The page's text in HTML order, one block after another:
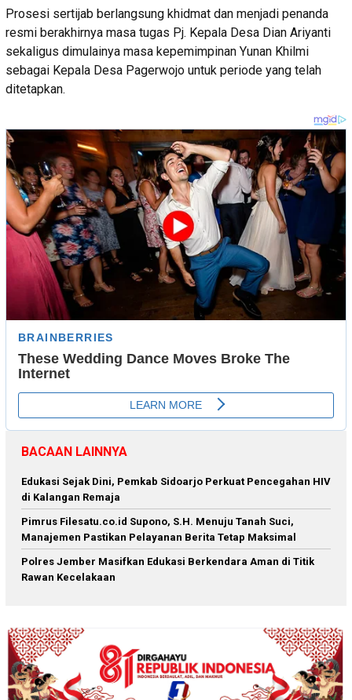
Prosesi sertijab berlangsung khidmat dan menjadi penanda
resmi berakhirnya masa tugas Pj. Kepala Desa Dian Ariyanti
sekaligus dimulainya masa kepemimpinan Yunan Khilmi
sebagai Kepala Desa Pagerwojo untuk periode yang telah
ditetapkan.
BACAAN LAINNYA
Edukasi Sejak Dini, Pemkab Sidoarjo Perkuat Pencegahan HIV
di Kalangan Remaja
Pimrus Filesatu.co.id Supono, S.H. Menuju Tanah Suci,
Manajemen Pastikan Pelayanan Berita Tetap Maksimal
Polres Jember Masifkan Edukasi Berkendara Aman di Titik
Rawan Kecelakaan